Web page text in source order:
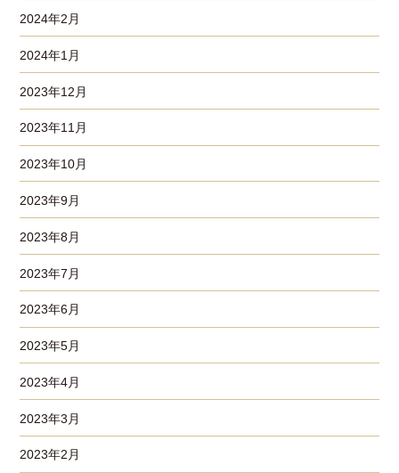
2024年2月
2024年1月
2023年12月
2023年11月
2023年10月
2023年9月
2023年8月
2023年7月
2023年6月
2023年5月
2023年4月
2023年3月
2023年2月